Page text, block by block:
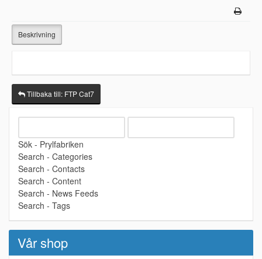
Beskrivning
Tillbaka till: FTP Cat7
Sök - Prylfabriken
Search - Categories
Search - Contacts
Search - Content
Search - News Feeds
Search - Tags
Vår shop